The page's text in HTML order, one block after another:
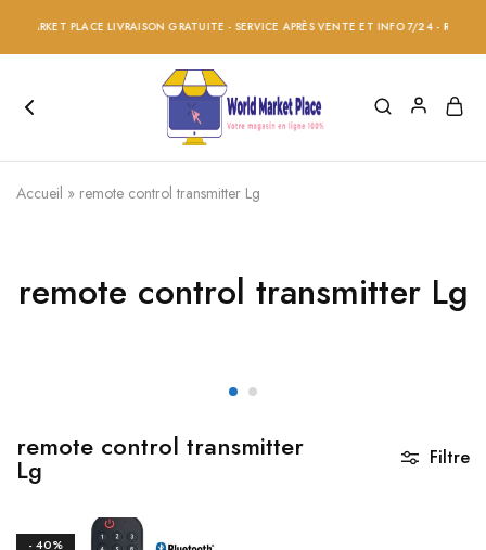
MARKET PLACE LIVRAISON GRATUITE - SERVICE APRÈS VENTE ET INFO 7/24 -
Accueil » remote control transmitter Lg
remote control transmitter Lg
remote control transmitter
Lg Filtre
- 40%